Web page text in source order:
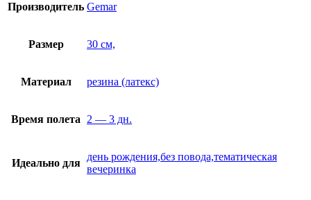
Производитель Gemar
Размер 30 см,
Материал резина (латекс)
Время полета 2 — 3 дн.
Идеально для
день рождения,без повода,тематическая
вечеринка